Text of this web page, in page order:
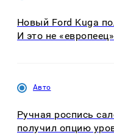
Новый Ford Kuga
И это не «европеец»
Авто
Ручная роспись
получил опцию